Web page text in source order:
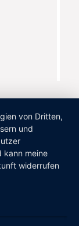
von Dritten,
und
kann meine
widerrufen